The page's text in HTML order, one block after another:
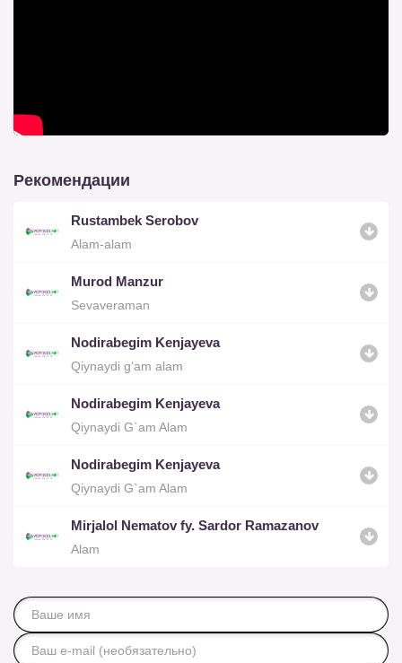
Рекомендации
Rustambek Serobov
Alam-alam
Murod Manzur
Sevaveraman
Nodirabegim Kenjayeva
Qiynaydi g‘am alam
Nodirabegim Kenjayeva
Qiynaydi G`am Alam
Nodirabegim Kenjayeva
Qiynaydi G`am Alam
Mirjalol Nematov fy. Sardor Ramazanov
Alam